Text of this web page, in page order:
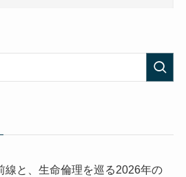
線と、生命倫理を巡る2026年の